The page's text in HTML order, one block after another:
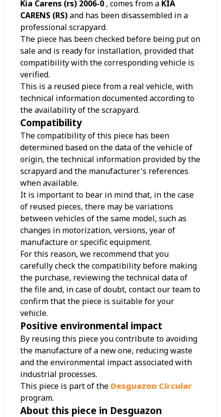
Kia Carens (rs) 2006-0 , comes from a KIA
CARENS (RS)and has been disassembled in a
professional scrapyard.
The piece has been checked before being put on
sale and is ready for installation, provided that
compatibility with the corresponding vehicle is
verified.
This is a reused piece from a real vehicle, with
technical information documented according to
the availability of the scrapyard.
Compatibility
The compatibility of this piece has been
determined based on the data of the vehicle of
origin, the technical information provided by the
scrapyard and the manufacturer's references
when available.
It is important to bear in mind that, in the case
of reused pieces, there may be variations
between vehicles of the same model, such as
changes in motorization, versions, year of
manufacture or specific equipment.
For this reason, we recommend that you
carefully check the compatibility before making
the purchase, reviewing the technical data of
the file and, in case of doubt, contact our team to
confirm that the piece is suitable for your
vehicle.
Positive environmental impact
By reusing this piece you contribute to avoiding
the manufacture of a new one, reducing waste
and the environmental impact associated with
industrial processes.
This piece is part of the Desguazon Circular
program.
About this piece in Desguazon